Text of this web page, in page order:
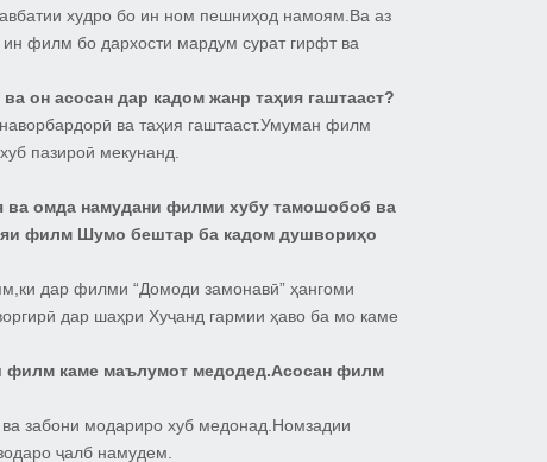
худро бо ин ном пешниҳод намоям.Ва аз
филм бо дархости мардум сурат гирфт ва
он асосан дар кадом жанр таҳия гаштааст?
ва таҳия гаштааст.Умуман филм
пазироӣ мекунанд.
ва омда намудани филми хубу тамошобоб ва
филм Шумо бештар ба кадом душвориҳо
дар филми “Домоди замонавӣ” ҳангоми
дар шаҳри Хуҷанд гармии ҳаво ба мо каме
филм каме маълумот медодед.Асосан филм
забони модариро хуб медонад.Номзадии
ҷалб намудем.